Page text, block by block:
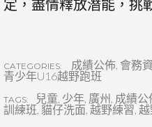
定，盡情釋放潛能，挑
CATEGORIES: 成績公佈, 會務
青少年U16越野跑班
TAGS: 兒童, 少年, 廣州 , 成績公
訓練班, 貓仔洗面, 越野練習, 越